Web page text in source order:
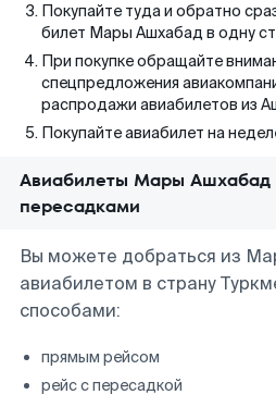
Покупайте туда и обратно
билет Мары Ашхабад в одну
При покупке обращайте
спецпредложения
распродажи авиабилетов из
Покупайте авиабилет на
Авиабилеты Мары Ашхабад
пересадками
Вы можете добраться из
авиабилетом в страну
способами:
прямым рейсом
рейс с пересадкой